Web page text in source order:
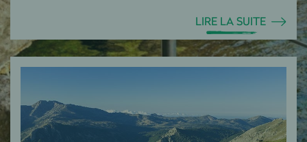
LIRE LA SUITE